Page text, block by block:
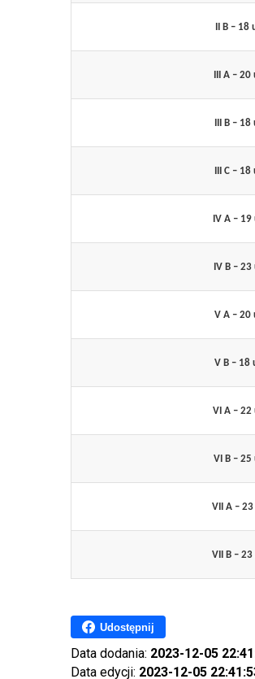
II B –
III A –
III B –
III C –
IV A –
IV B –
V A – 20
V B – 18
VI A – 22
VI B – 25
VII A –
VII B –
Udostępnij
Data dodania: 2023-12-05
Data edycji: 2023-12-05